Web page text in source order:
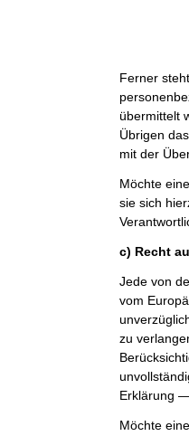
Ferner
übermittelt
Übrigen
mit der
Möchte
sie sich
c) Recht
Jede von
vom
zu
Erklärung
Möchte